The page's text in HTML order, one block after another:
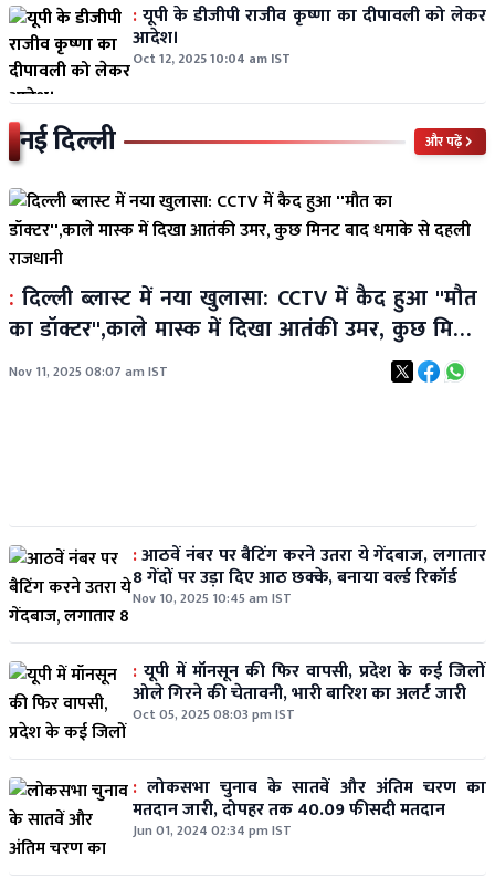
:यूपी के डीजीपी राजीव कृष्णा का दीपावली को लेकर
आदेश।
Oct 12, 2025 10:04 am IST
नई दिल्ली और पढ़ें
: दिल्ली ब्लास्ट में नया खुलासा: CCTV में कैद हुआ ''मौत
का डॉक्टर'',काले मास्क में दिखा आतंकी उमर, कुछ मिनट
बाद धमाके से दहली राजधानी
Nov 11, 2025 08:07 am IST
:आठवें नंबर पर बैटिंग करने उतरा ये गेंदबाज, लगातार
8 गेंदों पर उड़ा दिए आठ छक्के, बनाया वर्ल्ड रिकॉर्ड
Nov 10, 2025 10:45 am IST
: यूपी में मॉनसून की फिर वापसी, प्रदेश के कई जिलों
ओले गिरने की चेतावनी, भारी बारिश का अलर्ट जारी
Oct 05, 2025 08:03 pm IST
: लोकसभा चुनाव के सातवें और अंतिम चरण का
मतदान जारी, दोपहर तक 40.09 फीसदी मतदान
Jun 01, 2024 02:34 pm IST